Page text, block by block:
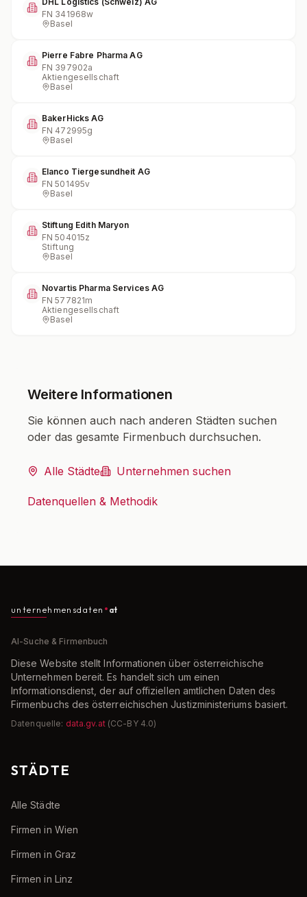
FN 341968w
Basel
Pierre Fabre Pharma AG
FN 397902a
Aktiengesellschaft
Basel
BakerHicks AG
FN 472995g
Basel
Elanco Tiergesundheit AG
FN501495v
Basel
Stiftung Edith Maryon
FN504015z
Stiftung
Basel
Novartis Pharma Services AG
FN577821m
Aktiengesellschaft
Basel
Weitere Informationen
Sie können auch nach anderen Städten suchen
oder das gesamte Firmenbuch durchsuchen.
Alle Städte Unternehmen suchen
Datenquellen & Methodik
unternehmensdaten at
AI-Suche & Firmenbuch
Diese Website stellt Informationen über österreichische
Unternehmen bereit. Es handelt sich um einen
Informationsdienst, der auf offiziellen amtlichen Daten des
Firmenbuchs des österreichischen Justizministeriums basiert.
Datenquelle: data.gv.at (CC-BY 4.0)
STÄDTE
Alle Städte
Firmen in Wien
Firmen in Graz
Firmen in Linz